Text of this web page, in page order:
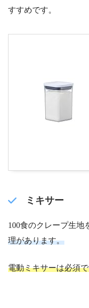
すすめです。
ミキサー
100食のクレープ生地
理があります。
電動ミキサーは必須